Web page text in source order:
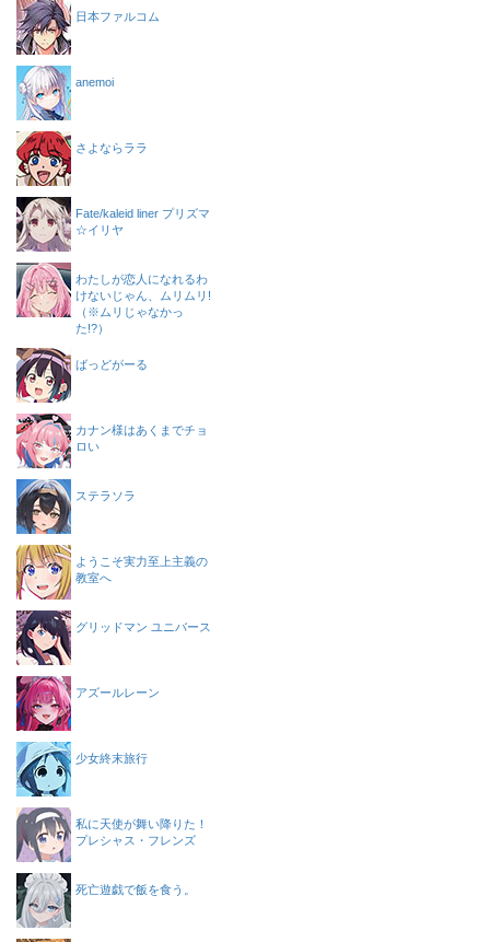
日本ファルコム
anemoi
さよならララ
Fate/kaleid liner プリズマ
☆イリヤ
わたしが恋人になれるわ
けないじゃん、ムリムリ!
（※ムリじゃなかっ
た!?）
ばっどがーる
カナン様はあくまでチョ
ロい
ステラソラ
ようこそ実力至上主義の
教室へ
グリッドマン ユニバース
アズールレーン
少女終末旅行
私に天使が舞い降りた！
プレシャス・フレンズ
死亡遊戯で飯を食う。